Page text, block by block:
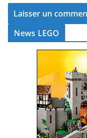
News LEGO